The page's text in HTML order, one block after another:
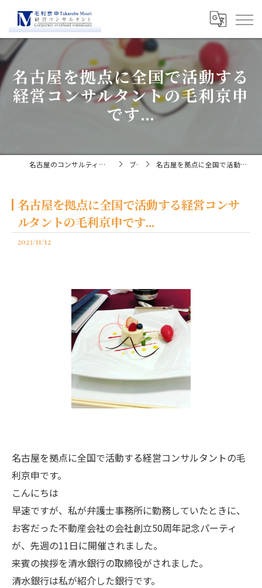
名古屋を拠点に全国で活動する
経営コンサルタントの毛利京申
です...
名古屋のコンサルティングなら経営コンサルタント毛利京申 ブログ 名古屋を拠点に全国で活動する経営コンサルタントの毛利京申です...
名古屋を拠点に全国で活動する経営コンサ
ルタントの毛利京申です...
2023/11/12
名古屋を拠点に全国で活動する経営コンサルタントの毛
利京申です。
こんにちは
早速ですが、私が弁護士事務所に勤務していたときに、
お客だった不動産会社の会社創立50周年記念パーティ
が、先週の11日に開催されました。
来賓の挨拶を清水銀行の取締役がされました。
清水銀行は私が紹介した銀行です。